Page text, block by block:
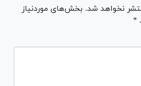
نخواهد شد. بخش‌های موردنیاز
*